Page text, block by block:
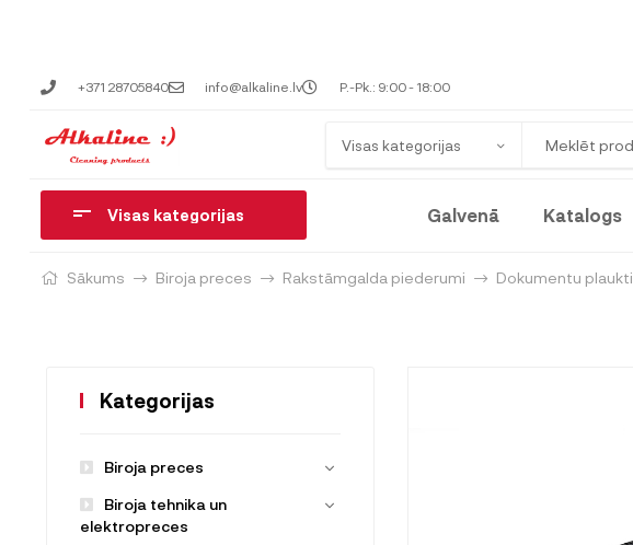
+371 28705840 info@alkaline.lv P.-Pk.: 9:00 - 18:00
Visas kategorijas
Visas kategorijas Galvenā Katalogs
Sākums Biroja preces Rakstāmgalda piederumi Dokumentu plaukti
Kategorijas
Biroja preces
Biroja tehnika un
elektropreces